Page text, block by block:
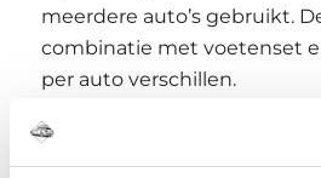
meerdere auto’s gebruikt.
combinatie met voetenset
per auto verschillen.
Kunnen jullie
juiste kitset is?